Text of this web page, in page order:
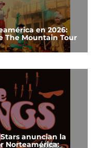
en 2026:
The Mountain Tour
anuncian la
Norteamérica: